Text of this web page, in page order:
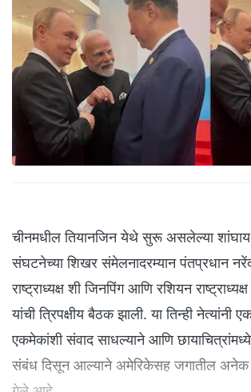
चीनमधील तियानजिन येथे सुरू असलेल्या शांघाय
संघटनेच्या शिखर संमेलनादरम्यान पंतप्रधान
राष्ट्राध्यक्ष शी जिनपिंग आणि रशियन
यांची त्रिपक्षीय बैठक झाली. या तिन्ही नेत्यांनी
एकमेकांशी संवाद साधल्याने आणि छायाचित्रांमध्ये
संबंध दिसून आल्याने अमेरिकेसह जगातील अनेक